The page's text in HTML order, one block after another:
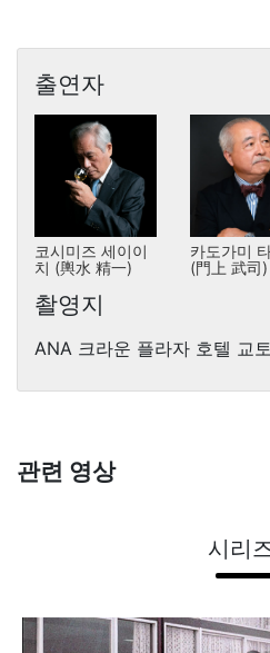
출연자
코시미즈 세이이
치 (輿水 精一)
카도가미
(門上 武司)
촬영지
ANA 크라운 플라자 호텔 교
관련 영상
시리